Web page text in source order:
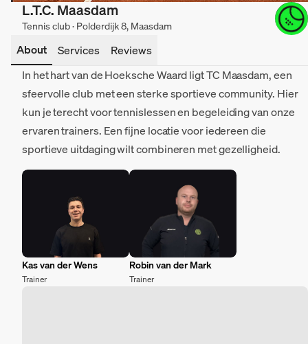
L.T.C. Maasdam
Tennis club · Polderdijk 8, Maasdam
About Services
Reviews
In het hart van de Hoeksche Waard ligt TC Maasdam, een
sfeervolle club met een sterke sportieve community. Hier
kun je terecht voor tennislessen en begeleiding van onze
ervaren trainers. Een fijne locatie voor iedereen die
sportieve uitdaging wilt combineren met gezelligheid.
Kas van der Wens
Trainer
Robin van der Mark
Trainer